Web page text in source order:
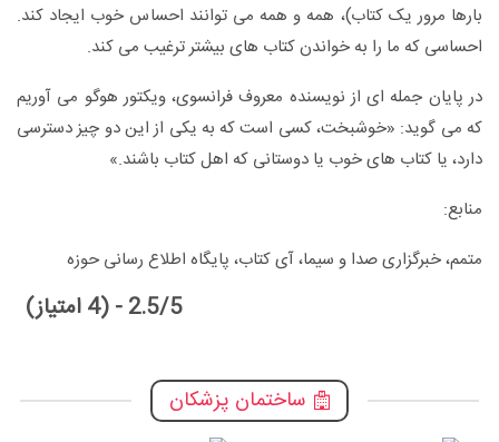
بارها مرور یک کتاب)، همه و همه می توانند احساس خوب ایجاد کند.
احساسی که ما را به خواندن کتاب های بیشتر ترغیب می کند.
در پایان جمله ای از نویسنده معروف فرانسوی، ویکتور هوگو می آوریم
که می گوید: «خوشبخت، کسی است که به یکی از این دو چیز دسترسی
دارد، یا کتاب های خوب یا دوستانی که اهل کتاب باشند.»
منابع:
متمم، خبرگزاری صدا و سیما، آی کتاب، پایگاه اطلاع رسانی حوزه
2.5/5 - (4 امتیاز)
ساختمان پزشکان